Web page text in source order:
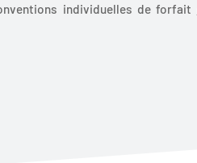
individuelles de forfait